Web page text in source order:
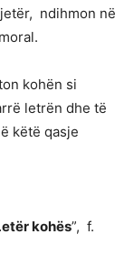
ndihmon në
kohën si
letrën dhe të
këtë qasje
kohës”, f.